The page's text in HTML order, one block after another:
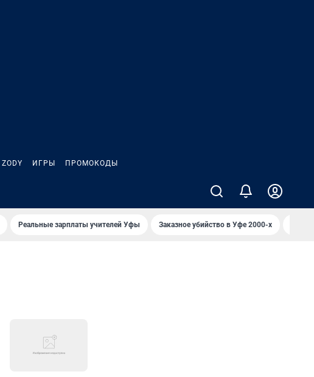
ZODY ИГРЫ ПРОМОКОДЫ
Реальные зарплаты учителей Уфы Заказное убийство в Уфе 2000-х